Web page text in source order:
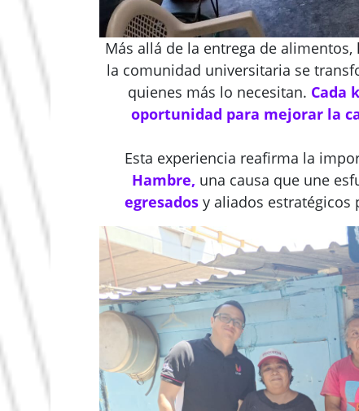
Más allá de la entrega de
la comunidad universitaria se
quienes más lo necesitan. Cada
oportunidad para mejorar la
Esta experiencia reafirma la
Hambre, una causa que une
egresados y aliados estratégicos